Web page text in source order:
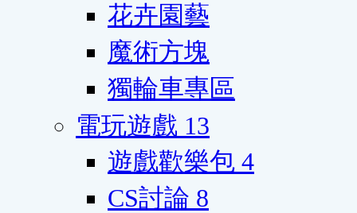
花卉園藝
魔術方塊
獨輪車專區
電玩遊戲 13
遊戲歡樂包 4
CS討論 8